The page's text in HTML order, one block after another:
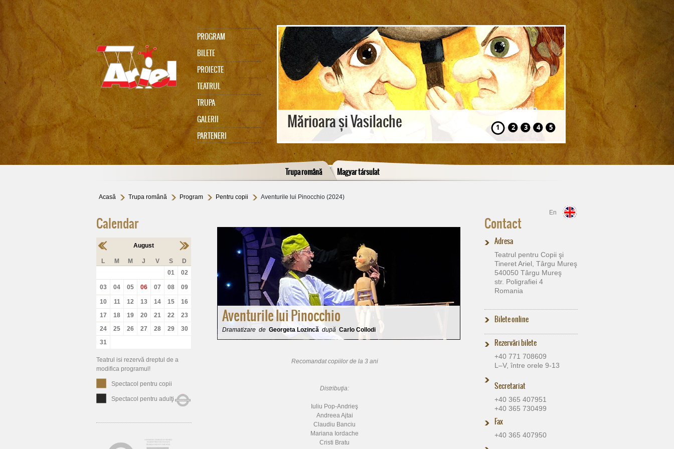
PROGRAM
BILETE
PROIECTE
TEATRUL
TRUPA
GALERII
PARTENERI
75
memoriam Gabi Cadariu
Mărioara și Vasilache Hansel și Gretel
1 2 3 4 5
Trupa română Magyar társulat
Acasă Trupa română Program Pentru copii Aventurile lui Pinocchio (2024)
En
Calendar
August
L M M J V S
D
01
02
03 04 05 06 07 08 09
10 11 12 13 14 15
16
17
18 19 20 21 22
23
24
25 26 27 28 29
30
31
Teatrul isi rezervă dreptul de a
modifica programul!
Spectacol pentru copii
Spectacol pentru adulţi
Aventurile lui Pinocchio
Dramatizare de Georgeta Lozincă după Carlo Collodi
Recomandat copiilor de la 3 ani
Distribuţia:
Iuliu Pop-Andrieş
Andreea Ajtai
Claudiu Banciu
Mariana Iordache
Cristi Bratu
Contact
Adresa
Teatrul pentru Copii şi
Tineret Ariel, Târgu Mureş
540050 Târgu Mureş
str. Poligrafiei 4
Romania
Bilete online
Rezervări bilete
+40 771 708609
L–V, între orele 9-13
Secretariat
+40 365 407951
+40 365 730499
Fax
+40 365 407950